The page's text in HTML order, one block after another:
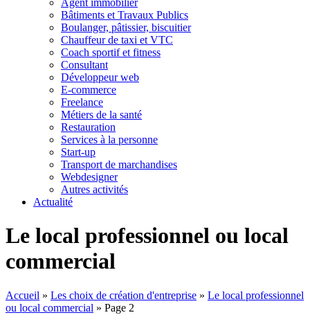
Agent immobilier
Bâtiments et Travaux Publics
Boulanger, pâtissier, biscuitier
Chauffeur de taxi et VTC
Coach sportif et fitness
Consultant
Développeur web
E-commerce
Freelance
Métiers de la santé
Restauration
Services à la personne
Start-up
Transport de marchandises
Webdesigner
Autres activités
Actualité
Le local professionnel ou local
commercial
Accueil » Les choix de création d'entreprise » Le local professionnel
ou local commercial » Page 2